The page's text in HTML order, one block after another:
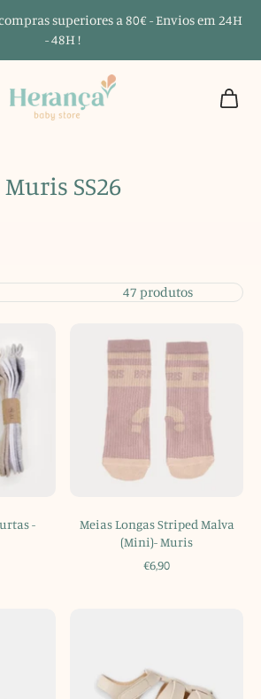
superiores a 80€ - Envios em 24H
- 48H !
Muris SS26
47 produtos
-
Meias Longas Striped Malva
(Mini)- Muris
€6,90